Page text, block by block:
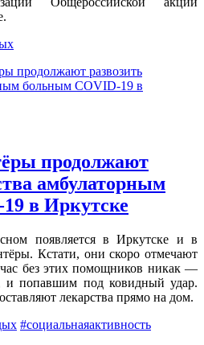
продолжают
амбулаторным
в Иркутске
появляется в Иркутске и в
Кстати, они скоро отмечают
без этих помощников никак —
попавшим под ковидный удар.
лекарства прямо на дом.
#социальнаяактивность